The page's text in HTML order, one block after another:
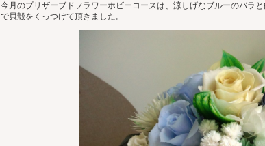
今月のプリザーブドフラワーホビーコースは、涼しげなブルーのバラ
で貝殻をくっつけて頂きました。